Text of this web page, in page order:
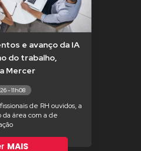
e avanço da IA
do trabalho,
Mercer
- 11h08
de RH ouvidos, a
área com a de
MAIS